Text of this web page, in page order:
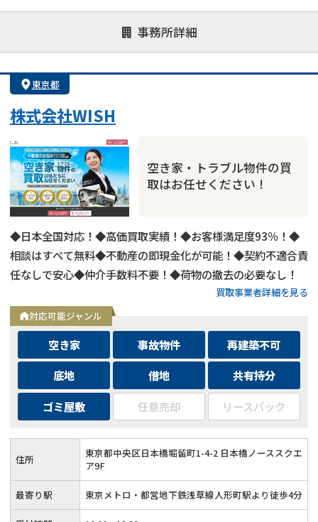
事務所詳細
オンライン面談可能
決済までが早い
1億円以上の買取可
業歴10年以上
業者案件歓迎
士業連携有り
東京都
株式会社WISH
空き家・トラブル物件の買
取はお任せください！
◆日本全国対応！◆高価買取実績！◆お客様満足度93％！◆
相談はすべて無料◆不動産の即現金化が可能！◆契約不適合責
任なしで安心◆仲介手数料不要！◆荷物の撤去の必要なし！
買取事業者詳細を見る
対応可能ジャンル
空き家 事故物件
再建築不可
底地
借地
共有持分
ゴミ屋敷
任意売却 リースバック
住所
東京都中央区日本橋堀留町1-4-2 日本橋ノーススクエ
ア9F
最寄り駅 東京メトロ・都営地下鉄浅草線人形町駅より徒歩4分